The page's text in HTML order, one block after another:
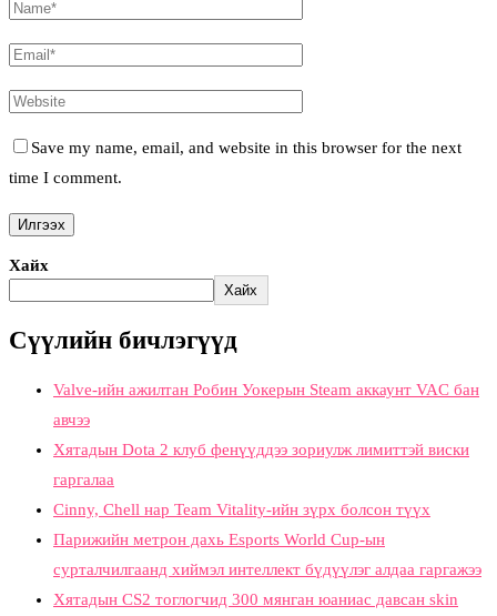
Save my name, email, and website in this browser for the next
time I comment.
Хайх
Хайх
Сүүлийн бичлэгүүд
Valve-ийн ажилтан Робин Уокерын Steam аккаунт VAC бан
авчээ
Хятадын Dota 2 клуб фенүүддээ зориулж лимиттэй виски
гаргалаа
Cinny, Chell нар Team Vitality-ийн зүрх болсон түүх
Парижийн метрон дахь Esports World Cup-ын
сурталчилгаанд хиймэл интеллект бүдүүлэг алдаа гаргажээ
Хятадын CS2 тоглогчид 300 мянган юаниас давсан skin